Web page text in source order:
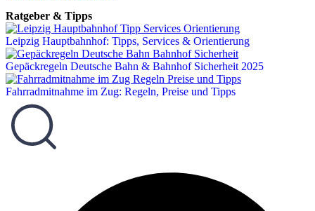
Ratgeber & Tipps
Leipzig Hauptbahnhof: Tipps, Services & Orientierung
Gepäckregeln Deutsche Bahn & Bahnhof Sicherheit 2025
Fahrradmitnahme im Zug: Regeln, Preise und Tipps